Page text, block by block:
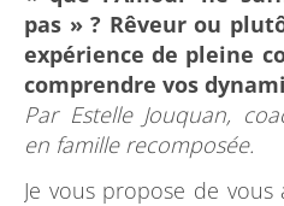
pas » ? Rêveur ou
expérience de pleine
comprendre vos
Par Estelle Jouquan,
en famille recomposée.
Je vous propose de